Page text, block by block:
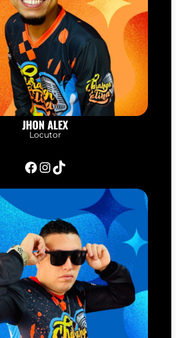
JHON ALEX
Locutor
Facebook InstagramTikTok